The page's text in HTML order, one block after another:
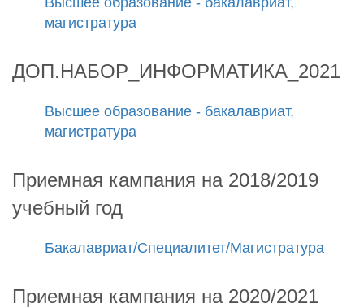
магистратура
ДОП.НАБОР_ИНФОРМАТИКА_2021
Высшее образование - бакалавриат,
магистратура
Приемная кампания на 2018/2019
учебный год
Бакалавриат/Специалитет/Магистратура
Приемная кампания на 2020/2021